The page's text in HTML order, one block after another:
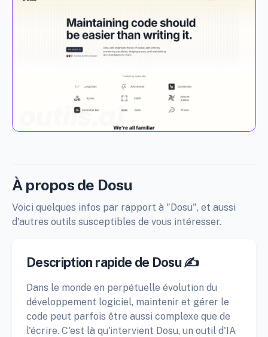
À propos de Dosu
Voici quelques infos par rapport à "Dosu", et aussi
d'autres outils susceptibles de vous intéresser.
Description rapide de Dosu ✍️
Dans le monde en perpétuelle évolution du
développement logiciel, maintenir et gérer le
code peut parfois être aussi complexe que de
l'écrire. C'est là qu'intervient Dosu, un outil d'IA